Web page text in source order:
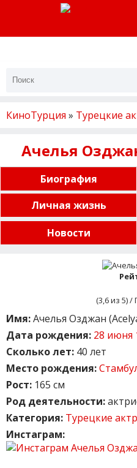
КиноТурция » Турецкие
Ачелья
Биография
Личная жизнь
Новости
(3,6из 5) /
Имя:Ачелья Озджан
Дата рождения: 28 июня
Сколько лет: 40 лет
Место рождения:
Рост: 165 см
Род деятельности:
Категория: Турецкие
Инстаграм: